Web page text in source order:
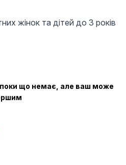
жінок та дітей до 3 років
поки що немає, але ваш може